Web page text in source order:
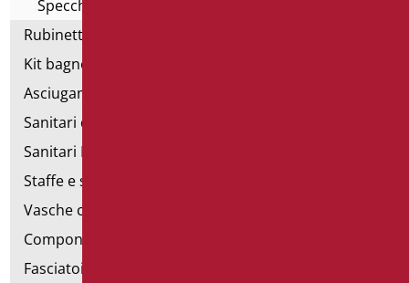
Specchi ingranditori
Rubinetteria
Kit bagno a norma
Asciugamani elettrici
Sanitari d'emergenza
Sanitari Inox
Staffe e sostegni per cartongesso
Vasche con sportello
Componibili corrimano
Fasciatoi